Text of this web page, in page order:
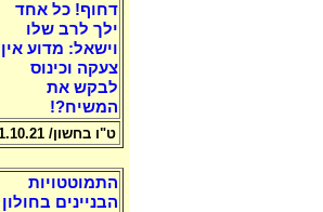
דחוף! כל אחד
ילך לרב שלו
וישאל: מדוע אין
צעקה וכינוס
לבקש את
המשיח?!
ט"ו בחשון/ 21.10.21
התמוטטויות
הבניינים בחולון